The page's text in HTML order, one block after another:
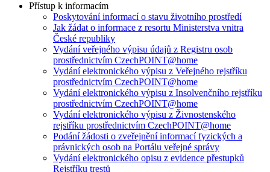
Přístup k informacím
Poskytování informací o stavu životního prostředí
Jak žádat o informace z resortu Ministerstva vnitra
České republiky
Vydání veřejného výpisu údajů z Registru osob
prostřednictvím CzechPOINT@home
Vydání elektronického výpisu z Veřejného rejstříku
prostřednictvím CzechPOINT@home
Vydání elektronického výpisu z Insolvenčního rejstříku
prostřednictvím CzechPOINT@home
Vydání elektronického výpisu z Živnostenského
rejstříku prostřednictvím CzechPOINT@home
Podání žádosti o zveřejnění informací fyzických a
právnických osob na Portálu veřejné správy
Vydání elektronického opisu z evidence přestupků
Rejstříku trestů